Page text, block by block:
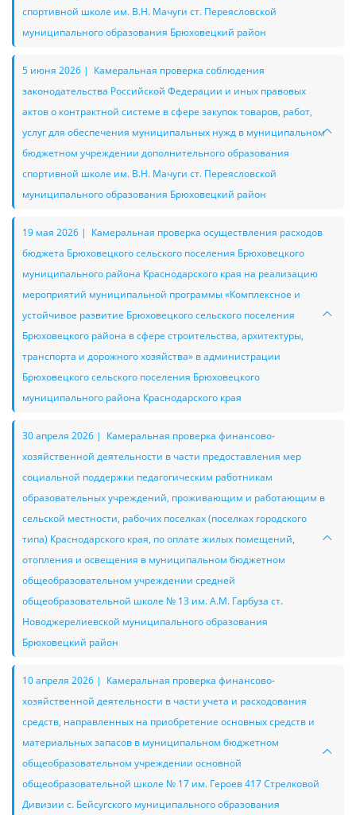
спортивной школе им. В.Н. Мачуги ст. Переясловской
муниципального образования Брюховецкий район
5 июня 2026 | Камеральная проверка соблюдения
законодательства Российской Федерации и иных правовых
актов о контрактной системе в сфере закупок товаров, работ,
услуг для обеспечения муниципальных нужд в муниципальном
бюджетном учреждении дополнительного образования
спортивной школе им. В.Н. Мачуги ст. Переясловской
муниципального образования Брюховецкий район
19 мая 2026 | Камеральная проверка осуществления расходов
бюджета Брюховецкого сельского поселения Брюховецкого
муниципального района Краснодарского края на реализацию
мероприятий муниципальной программы «Комплексное и
устойчивое развитие Брюховецкого сельского поселения
Брюховецкого района в сфере строительства, архитектуры,
транспорта и дорожного хозяйства» в администрации
Брюховецкого сельского поселения Брюховецкого
муниципального района Краснодарского края
30 апреля 2026 | Камеральная проверка финансово-
хозяйственной деятельности в части предоставления мер
социальной поддержки педагогическим работникам
образовательных учреждений, проживающим и работающим в
сельской местности, рабочих поселках (поселках городского
типа) Краснодарского края, по оплате жилых помещений,
отопления и освещения в муниципальном бюджетном
общеобразовательном учреждении средней
общеобразовательной школе № 13 им. А.М. Гарбуза ст.
Новоджерелиевской муниципального образования
Брюховецкий район
10 апреля 2026 | Камеральная проверка финансово-
хозяйственной деятельности в части учета и расходования
средств, направленных на приобретение основных средств и
материальных запасов в муниципальном бюджетном
общеобразовательном учреждении основной
общеобразовательной школе № 17 им. Героев 417 Стрелковой
Дивизии с. Бейсугского муниципального образования